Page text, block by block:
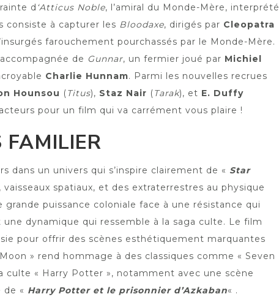
d ‘Atticus Noble, l’amiral du Monde-Mère, interprété
consiste à capturer les Bloodaxe, dirigés par Cleopatra
farouchement pourchassés par le Monde-Mère.
de Gunnar, un fermier joué par Michiel
Charlie Hunnam. Parmi les nouvelles recrues
Hounsou (Titus), Staz Nair (Tarak), et E. Duffy
pour un film qui va carrément vous plaire !
FAMILIER
dans un univers qui s’inspire clairement de « Star
spatiaux, et des extraterrestres au physique
puissance coloniale face à une résistance qui
dynamique qui ressemble à la saga culte. Le film
pour offrir des scènes esthétiquement marquantes
» rend hommage à des classiques comme « Seven
culte « Harry Potter », notamment avec une scène
de « Harry Potter et le prisonnier d’Azkaban« .